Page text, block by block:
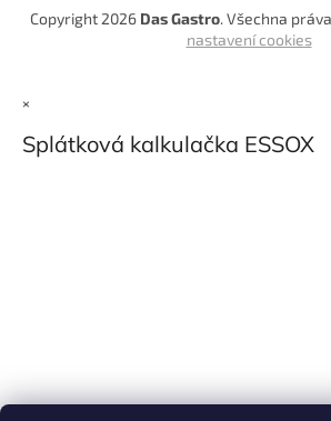
Copyright 2026 Das Gastro. Všechna
nastavení cookies
×
Splátková kalkulačka ESSOX